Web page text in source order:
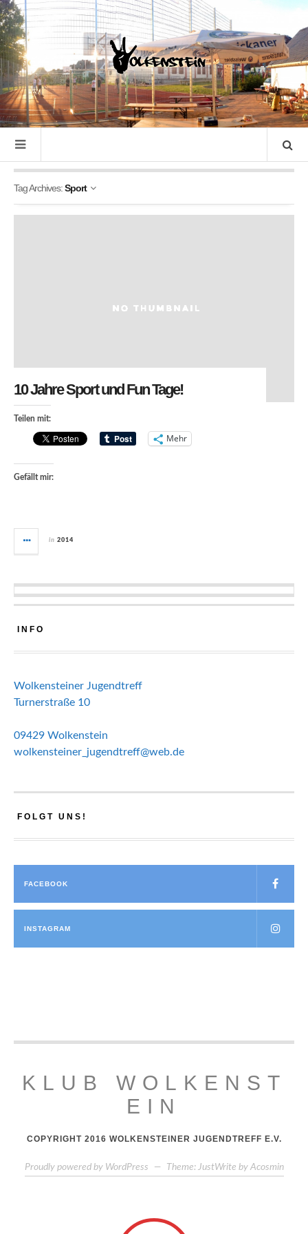
Tag Archives:Sport
10 Jahre Sport und Fun Tage!
Teilen mit:
Mehr
Gefällt mir:
in 2014
INFO
Wolkensteiner Jugendtreff
Turnerstraße 10
09429 Wolkenstein
wolkensteiner_jugendtreff@web.de
FOLGT UNS!
FACEBOOK
INSTAGRAM
KLUB WOLKENST
EIN
COPYRIGHT 2016 WOLKENSTEINER JUGENDTREFF E.V.
Proudly powered by WordPress — Theme: JustWrite by Acosmin